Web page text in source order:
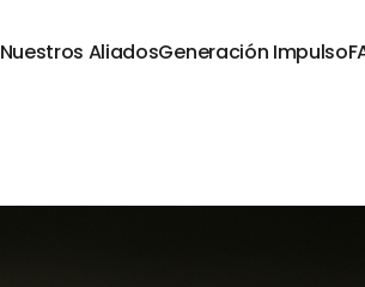
Nuestros AliadosGeneración Impulso